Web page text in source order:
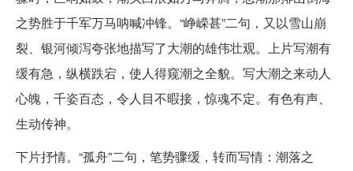
之势胜于千军万马呐喊冲锋。“峥嵘甚”二句，又以雪山崩
裂、银河倾泻夸张地描写了大潮的雄伟壮观。上片写潮有
缓有急，纵横跌宕，使人得窥潮之全貌。写大潮之来动人
心魄，千姿百态，令人目不暇接，惊魂不定。有色有声、
生动传神。
下片抒情。“孤舟”二句，笔势骤缓，转而写情：潮落之